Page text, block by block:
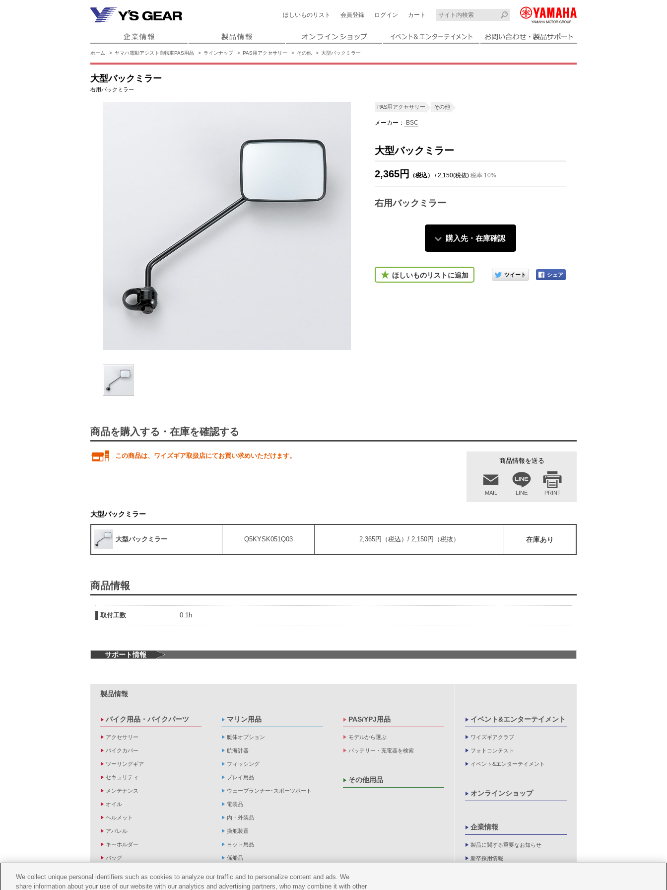
ほしいもの リスト 会員登録 ログイン カート
ホーム ヤマハ電動アシスト自転車PAS用品 ラインナップ PAS用アクセサリー その他 大型バックミラー
大型バックミラー
右用バックミラー
PAS用アクセサリー その他
メーカー： BSC
大型バックミラー
2,365円 （税込） / 2,150(税抜) 税率:10%
右用バックミラー
購入先・在庫確認
ほしいものリストに追加
このアイテムをシェアする
商品を購入する・在庫を確認する
商品情報を送る
MAIL LINE PRINT
この商品は、ワイズギア取扱店にてお買い求めいただけます。
大型バックミラー
大型バックミラー Q5KYSK051Q03 2,365円（税込）/ 2,150円（税抜） 在庫あり
商品情報
取付工数 0.1h
サポート情報
製品情報
バイク用品・バイクパーツ
アクセサリー
バイクカバー
ツーリングギア
セキュリティ
メンテナンス
オイル
ヘルメット
アパレル
キーホルダー
バッグ
YZF R1/R6レーシングキットパーツ
マリン用品
艇体オプション
航海計器
フィッシング
プレイ用品
ウェーブランナー･スポーツボート
電装品
内・外装品
操舵装置
ヨット用品
係船品
メンテナンス
PAS/YPJ用品
モデルから選ぶ
バッテリー・充電器を検索
その他用品
イベント&エンターテイメント
ワイズギアクラブ
フォトコンテスト
イベント&エンターテイメント
オンラインショップ
企業情報
製品に関する重要なお知らせ
新卒採用情報
We collect unique personal identifiers such as cookies to analyze our traffic and to personalize content and ads. We
share information about your use of our website with our analytics and advertising partners, who may combine it with other